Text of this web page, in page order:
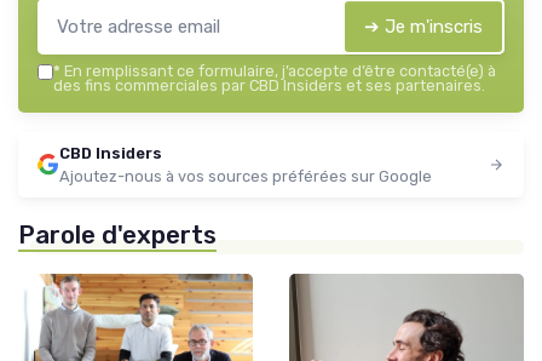
➔ Je m'inscris
* En remplissant ce formulaire, j’accepte d’être contacté(e) à
des fins commerciales par CBD Insiders et ses partenaires.
CBD Insiders
Ajoutez-nous à vos sources préférées sur Google
Parole d'experts